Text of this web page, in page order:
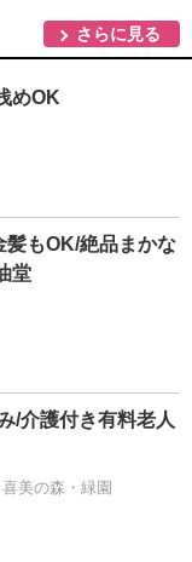
さらに見る
めOK
もOK/絶品まかな
堂
/介護付き有料老人
美の森・緑園